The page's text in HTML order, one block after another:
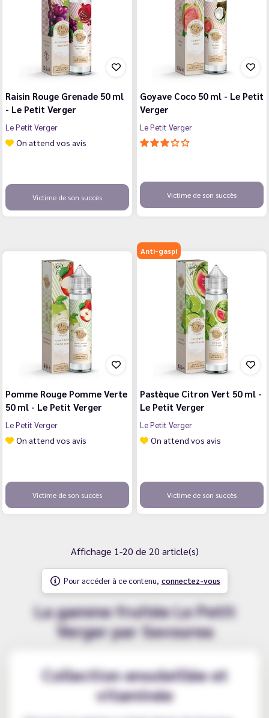
Raisin Rouge Grenade 50 ml
- Le Petit Verger
Le Petit Verger
On attend vos avis
Victime de son succès
Goyave Coco 50 ml - Le Petit
Verger
Le Petit Verger
Victime de son succès
Pomme Rouge Pomme Verte
50 ml - Le Petit Verger
Le Petit Verger
On attend vos avis
Victime de son succès
Anti-gaspi
Pastèque Citron Vert 50 ml -
Le Petit Verger
Le Petit Verger
On attend vos avis
Victime de son succès
Affichage 1-20 de 20 article(s)
Pour accéder à ce contenu, connectez-vous
La gamme fruitée Le Petit
Verger par Savourea
Collection ensoleillée et
vitaminée